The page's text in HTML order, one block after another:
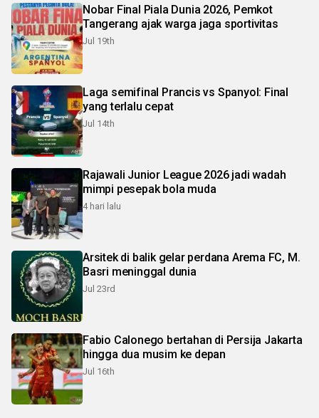
Nobar Final Piala Dunia 2026, Pemkot
Tangerang ajak warga jaga sportivitas
Jul 19th
Laga semifinal Prancis vs Spanyol: Final
yang terlalu cepat
Jul 14th
Rajawali Junior League 2026 jadi wadah
mimpi pesepak bola muda
4 hari lalu
Arsitek di balik gelar perdana Arema FC, M.
Basri meninggal dunia
Jul 23rd
Fabio Calonego bertahan di Persija Jakarta
hingga dua musim ke depan
Jul 16th